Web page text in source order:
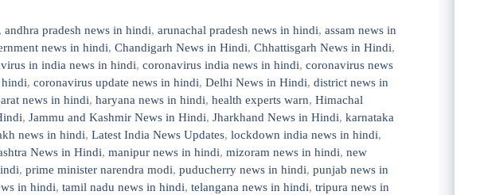
,andhra pradesh news in hindi,arunachal pradesh news in hindi,assam news in
news in hindi, Chandigarh News in Hindi, Chhattisgarh News in Hindi,
in india news in hindi, coronavirus india news in hindi, coronavirus news
hindi, coronavirus update news in hindi, Delhi News in Hindi, district news in
news in hindi, haryana news in hindi, health experts warn, Himachal
, Jammu and Kashmir News in Hindi, Jharkhand News in Hindi, karnataka
news in hindi, Latest India News Updates, lockdown india news in hindi,
News in Hindi, manipur news in hindi, mizoram news in hindi, new
, prime minister narendra modi, puducherry news in hindi, punjab news in
in hindi, tamil nadu news in hindi, telangana news in hindi, tripura news in